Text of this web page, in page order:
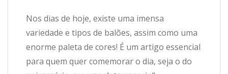
Nos dias de hoje, existe uma imensa
variedade e tipos de balões, assim como uma
enorme paleta de cores! É um artigo essencial
para quem quer comemorar o dia, seja o do